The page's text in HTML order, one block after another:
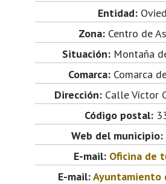
Entidad:
Zona:Centro de
Situación:Montaña
Comarca:Comarca
Dirección: Calle Víctor
Código postal:
Web del municipio:
E-mail: Oficina de
E-mail:Ayuntamiento